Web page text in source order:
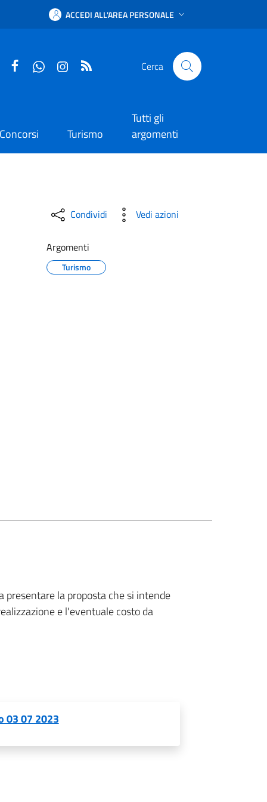
ACCEDI ALL'AREA PERSONALE
FacebookWhatsAppInstagram Cerca
Concorsi Turismo
Tutti gli
argomenti
Condividi Vedi azioni
Argomenti
Turismo
la proposta che si intende
e l'eventuale costo da
03 07 2023